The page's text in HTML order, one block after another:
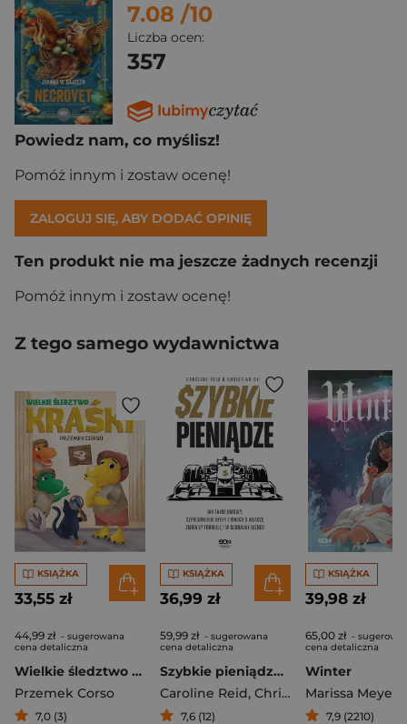
7.08 /10
Liczba ocen:
357
Powiedz nam, co myślisz!
Pomóż innym i zostaw ocenę!
ZALOGUJ SIĘ, ABY DODAĆ OPINIĘ
Ten produkt nie ma jeszcze żadnych recenzji
Pomóż innym i zostaw ocenę!
Z tego samego wydawnictwa
KSIĄŻKA
33,55 zł
44,99 zł - sugerowana
cena detaliczna
Wielkie śledztwo Kraśki
Przemek Corso
7,0 (3)
KSIĄŻKA
36,99 zł
59,99 zł - sugerowana
cena detaliczna
Szybkie pieniądze. Jak tajne umowy, szpiegowskie afery i walka o władzę zmieniły Formułę 1 w globalny biznes
Caroline Reid, Christian Sylt
7,6 (12)
KSIĄŻKA
39,98 zł
65,00 zł -
cena detaliczna
Winter
Marissa Meyer
7,9 (2210)